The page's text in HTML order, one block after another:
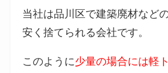
当社は品川区で建築廃材など
安く捨てられる会社です。
このように少量の場合には軽